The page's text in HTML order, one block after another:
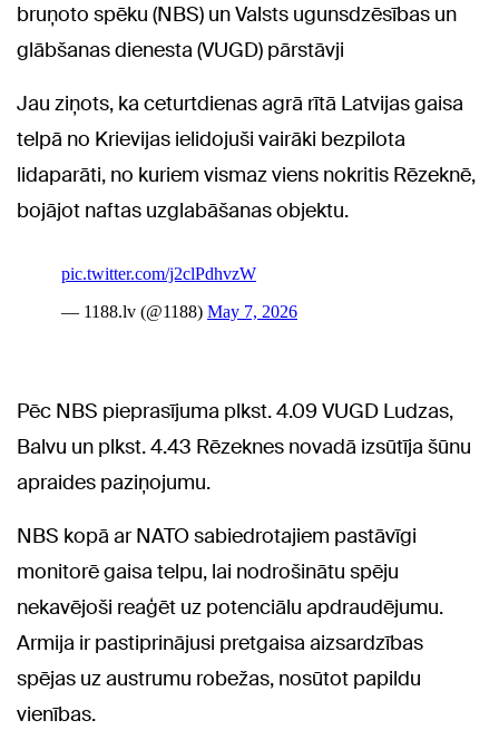
bruņoto spēku (NBS) un Valsts ugunsdzēsības un
glābšanas dienesta (VUGD) pārstāvji
Jau ziņots, ka ceturtdienas agrā rītā Latvijas gaisa
telpā no Krievijas ielidojuši vairāki bezpilota
lidaparāti, no kuriem vismaz viens nokritis Rēzeknē,
bojājot naftas uzglabāšanas objektu.
Pēc NBS pieprasījuma plkst. 4.09 VUGD Ludzas,
Balvu un plkst. 4.43 Rēzeknes novadā izsūtīja šūnu
apraides paziņojumu.
NBS kopā ar NATO sabiedrotajiem pastāvīgi
monitorē gaisa telpu, lai nodrošinātu spēju
nekavējoši reaģēt uz potenciālu apdraudējumu.
Armija ir pastiprinājusi pretgaisa aizsardzības
spējas uz austrumu robežas, nosūtot papildu
vienības.